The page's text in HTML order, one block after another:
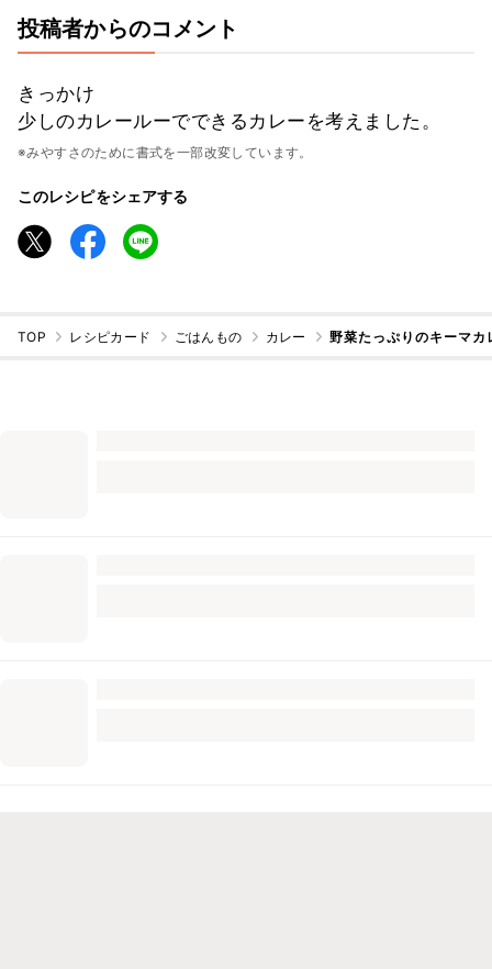
投稿者からのコメント
きっかけ
少しのカレールーでできるカレーを考えました。
※みやすさのために書式を一部改変しています。
このレシピをシェアする
TOP レシピカード ごはんもの カレー 野菜たっぷりのキーマ